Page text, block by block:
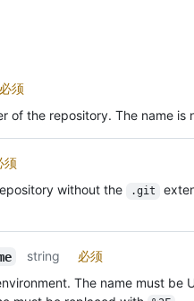
必须
of the repository. The name is
须
without the
.git
string
必须
The name must be